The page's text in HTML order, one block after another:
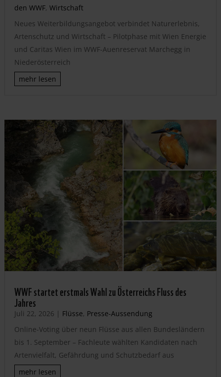
den WWF, Wirtschaft
Neues Weiterbildungsangebot verbindet Naturerlebnis,
Artenschutz und Wirtschaft – Pilotphase mit Wien Energie
und Caritas Wien im WWF-Auenreservat Marchegg in
Niederösterreich
mehr lesen
WWF startet erstmals Wahl zu Österreichs Fluss des
Jahres
Juli 22, 2026 | Flüsse, Presse-Aussendung
Online-Voting über neun Flüsse aus allen Bundesländern
bis 1. September – Fachleute wählten Kandidaten nach
Artenvielfalt, Gefährdung und Schutzbedarf aus
mehr lesen